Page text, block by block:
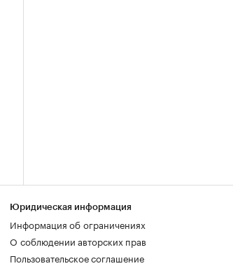
Юридическая информация
Информация об ограничениях
О соблюдении авторских прав
Пользовательское соглашение